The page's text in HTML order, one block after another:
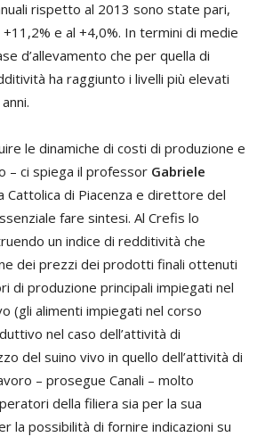
rispetto al 2013 sono state pari,
e al +4,0%. In termini di medie
d’allevamento che per quella di
ha raggiunto i livelli più elevati
le dinamiche di costi di produzione e
– ci spiega il professor Gabriele
Cattolica di Piacenza e direttore del
fare sintesi. Al Crefis lo
un indice di redditività che
dei prezzi dei prodotti finali ottenuti
di produzione principali impiegati nel
(gli alimenti impiegati nel corso
nel caso dell’attività di
del suino vivo in quello dell’attività di
– prosegue Canali – molto
della filiera sia per la sua
la possibilità di fornire indicazioni su